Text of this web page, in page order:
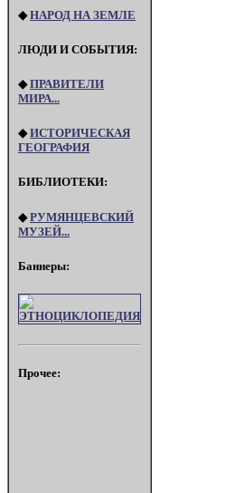
◆НАРОД НА ЗЕМЛЕ
ЛЮДИ И СОБЫТИЯ:
◆ПРАВИТЕЛИ
МИРА...
◆ИСТОРИЧЕСКАЯ
ГЕОГРАФИЯ
БИБЛИОТЕКИ:
◆РУМЯНЦЕВСКИЙ
МУЗЕЙ...
Баннеры:
Прочее: